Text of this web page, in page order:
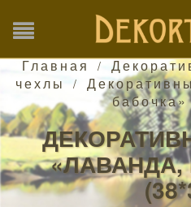
Главная /
чехлы
/